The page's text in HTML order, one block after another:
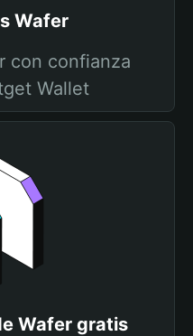
Wafer
con confianza
Wallet
Wafer gratis